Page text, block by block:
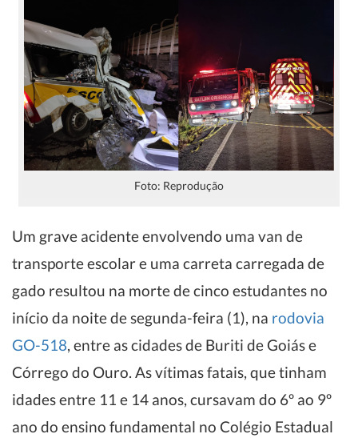
Foto: Reprodução
Um grave acidente envolvendo uma van de
transporte escolar e uma carreta carregada de
gado resultou na morte de cinco estudantes no
início da noite de segunda-feira (1), na rodovia
GO-518, entre as cidades de Buriti de Goiás e
Córrego do Ouro. As vítimas fatais, que tinham
idades entre 11 e 14 anos, cursavam do 6º ao 9º
ano do ensino fundamental no Colégio Estadual